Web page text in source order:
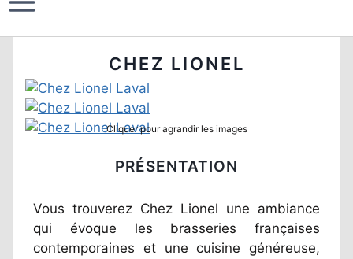
CHEZ LIONEL
Cliquer pour agrandir les images
PRÉSENTATION
Vous trouverez Chez Lionel une ambiance
qui évoque les brasseries françaises
contemporaines et une cuisine généreuse,